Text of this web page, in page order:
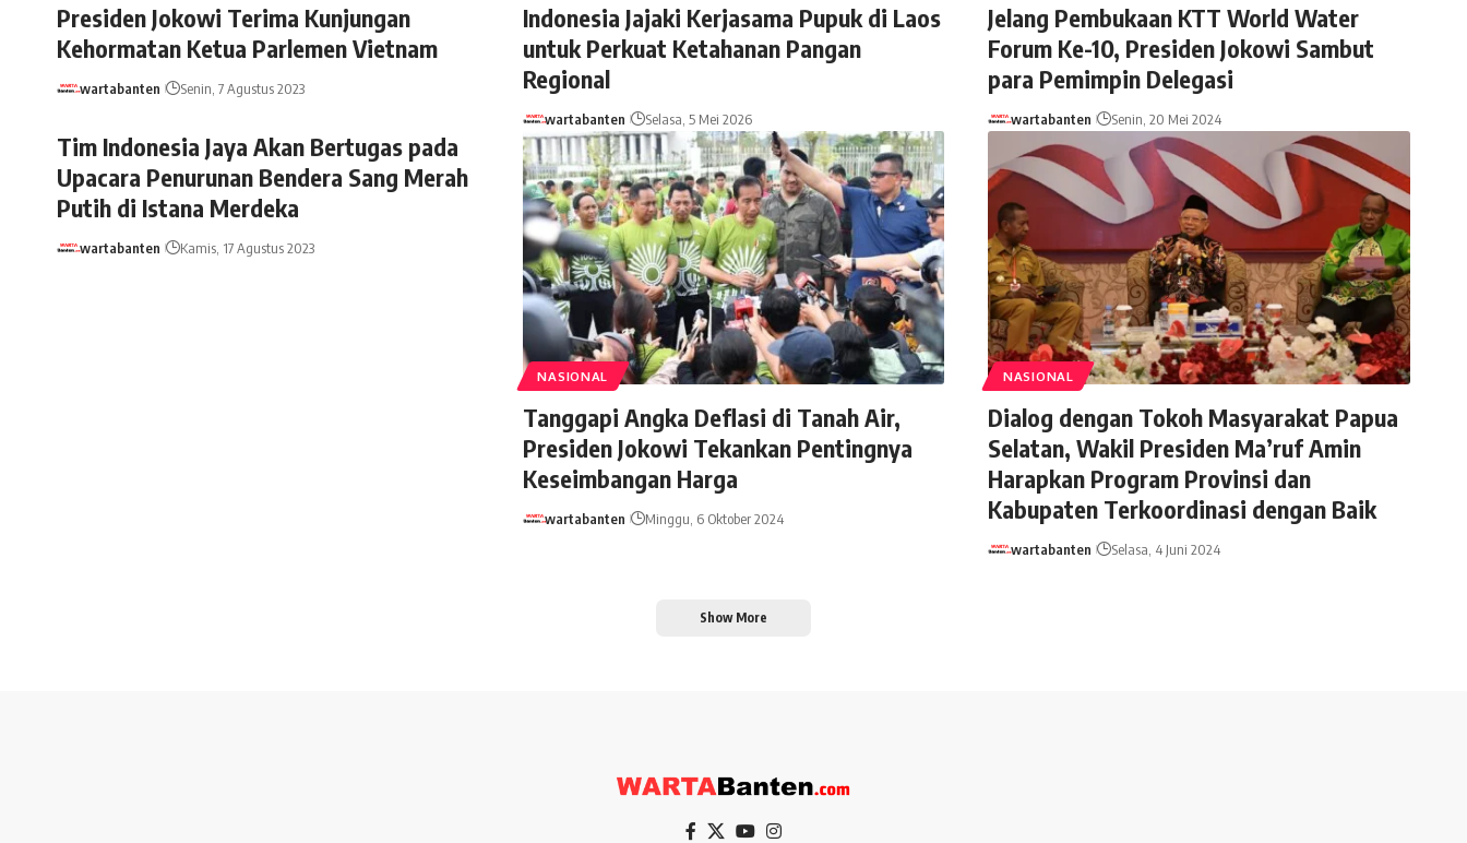
Presiden Jokowi Terima Kunjungan
Kehormatan Ketua Parlemen Vietnam
wartabanten Senin, 7 Agustus 2023
Indonesia Jajaki Kerjasama Pupuk di Laos
untuk Perkuat Ketahanan Pangan
Regional
wartabanten Selasa, 5 Mei 2026
Jelang Pembukaan KTT World Water
Forum Ke-10, Presiden Jokowi Sambut
para Pemimpin Delegasi
wartabanten Senin, 20 Mei 2024
Tim Indonesia Jaya Akan Bertugas pada
Upacara Penurunan Bendera Sang Merah
Putih di Istana Merdeka
wartabanten Kamis, 17 Agustus 2023
NASIONAL
Tanggapi Angka Deflasi di Tanah Air,
Presiden Jokowi Tekankan Pentingnya
Keseimbangan Harga
wartabanten Minggu, 6 Oktober 2024
NASIONAL
Dialog dengan Tokoh Masyarakat Papua
Selatan, Wakil Presiden Ma’ruf Amin
Harapkan Program Provinsi dan
Kabupaten Terkoordinasi dengan Baik
wartabanten Selasa, 4 Juni 2024
Show More